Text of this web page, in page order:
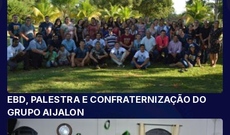
EBD, PALESTRA E CONFRATERNIZAÇÃO DO
GRUPO AIJALON